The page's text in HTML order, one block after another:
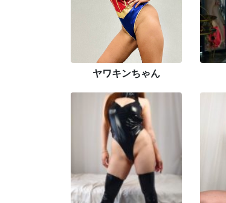
ヤワキンちゃん